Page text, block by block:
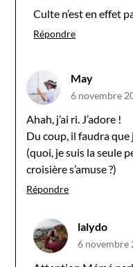
Culte n’est en effet
Répondre
May
6 novembre
Ahah, j’ai ri. J’adore !
Du coup, il faudra
(quoi, je suis la seule
croisière s’amuse ?)
Répondre
lalydo
6 novembre